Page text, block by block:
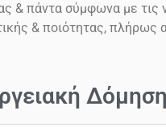
& πάντα σύμφωνα με τις
& ποιότητας,
Δόμηση